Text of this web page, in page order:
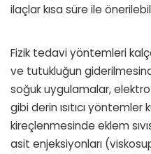
ilaçlar kısa süre ile
Fizik tedavi yöntemleri
ve tutukluğun
soğuk uygulamalar,
gibi derin ısıtıcı yöntemler
kireçlenmesinde eklem
asit enjeksiyonları